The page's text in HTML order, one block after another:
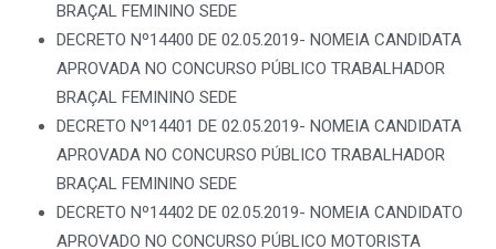
BRAÇAL FEMININO SEDE
DECRETO Nº14400 DE 02.05.2019- NOMEIA CANDIDATA
APROVADA NO CONCURSO PÚBLICO TRABALHADOR
BRAÇAL FEMININO SEDE
DECRETO Nº14401 DE 02.05.2019- NOMEIA CANDIDATA
APROVADA NO CONCURSO PÚBLICO TRABALHADOR
BRAÇAL FEMININO SEDE
DECRETO Nº14402 DE 02.05.2019- NOMEIA CANDIDATO
APROVADO NO CONCURSO PÚBLICO MOTORISTA